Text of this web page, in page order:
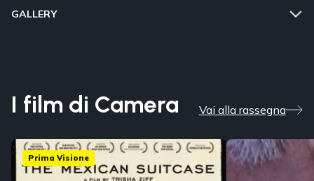
GALLERY
I film di Camera Vai alla rassegna
Prima Visione